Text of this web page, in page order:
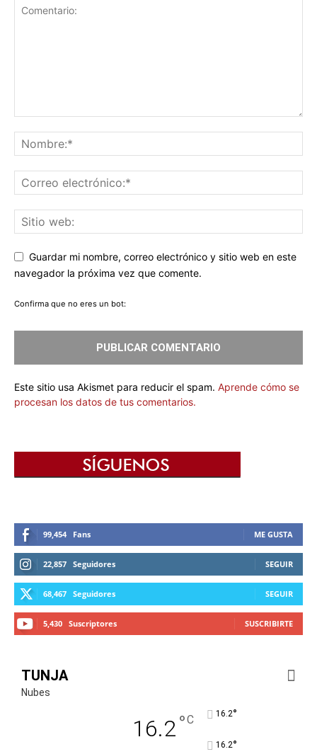
Guardar mi nombre, correo electrónico y sitio web en este
navegador la próxima vez que comente.
Confirma que no eres un bot:
Este sitio usa Akismet para reducir el spam. Aprende cómo se
procesan los datos de tus comentarios.
99,454 Fans ME GUSTA
22,857 Seguidores SEGUIR
68,467 Seguidores SEGUIR
5,430 Suscriptores SUSCRIBIRTE
TUNJA
Nubes
16.2°C 16.2°
16.2°